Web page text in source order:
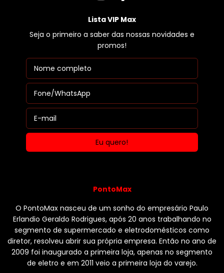
Lista VIP Max
Seja o primeiro a saber das nossas novidades e
promos!
PontoMax
O PontoMax nasceu de um sonho do empresário Paulo
Erlandio Geraldo Rodrigues, após 20 anos trabalhando no
segmento de supermercado e eletrodomésticos como
diretor, resolveu abrir sua própria empresa. Então no ano de
2009 foi inaugurado a primeira loja, apenas no segmento
de eletro e em 2011 veio a primeira loja do varejo.